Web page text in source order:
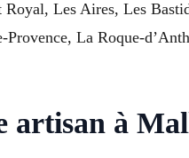
Les Aires, Les
La Roque-
artisan à